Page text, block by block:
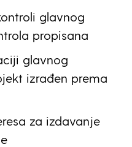
glavnog
propisana
glavnog
izrađen prema
za izdavanje